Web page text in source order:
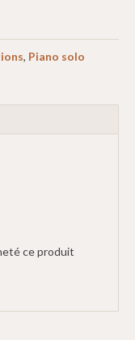
, Piano solo
ce produit